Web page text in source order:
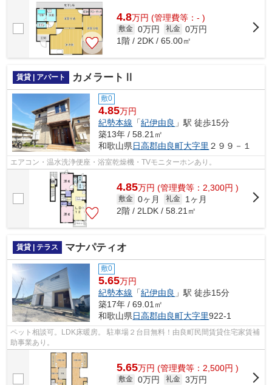
4.8万円 (管理費等：- )
敷金 0万円 礼金 0万円
1階 / 2DK / 65.00㎡
賃貸 | アパート カメラートⅡ
敷0
4.85万円
紀勢本線 「紀伊由良 」駅 徒歩15分
築13年 / 58.21㎡
和歌山県日高郡由良町大字里 ２９９－１
エアコン・温水洗浄便座・浴室乾燥機・TVモニターホンあり。
4.85万円 (管理費等：2,300円 )
敷金 0ヶ月 礼金
1ヶ月
2階 / 2LDK / 58.21㎡
賃貸 | テラス マナパティオ
敷0
5.65万円
紀勢本線 「紀伊由良 」駅 徒歩15分
築17年 / 69.01㎡
和歌山県日高郡由良町大字里922-1
ペット相談可。LDK床暖房。 駐車場２台目無料！由良町民間賃貸住宅家賃補
助事業あり。
5.65万円 (管理費等：2,500円 )
敷金 0万円 礼金 3万円